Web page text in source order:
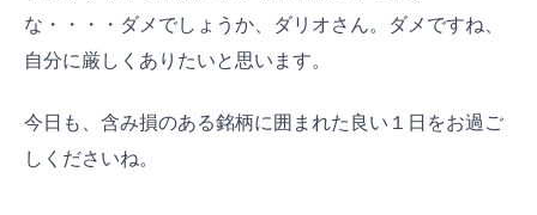
な・・・・ダメでしょうか、ダリオさん。ダメですね、
自分に厳しくありたいと思います。
今日も、含み損のある銘柄に囲まれた良い１日をお過ご
しくださいね。